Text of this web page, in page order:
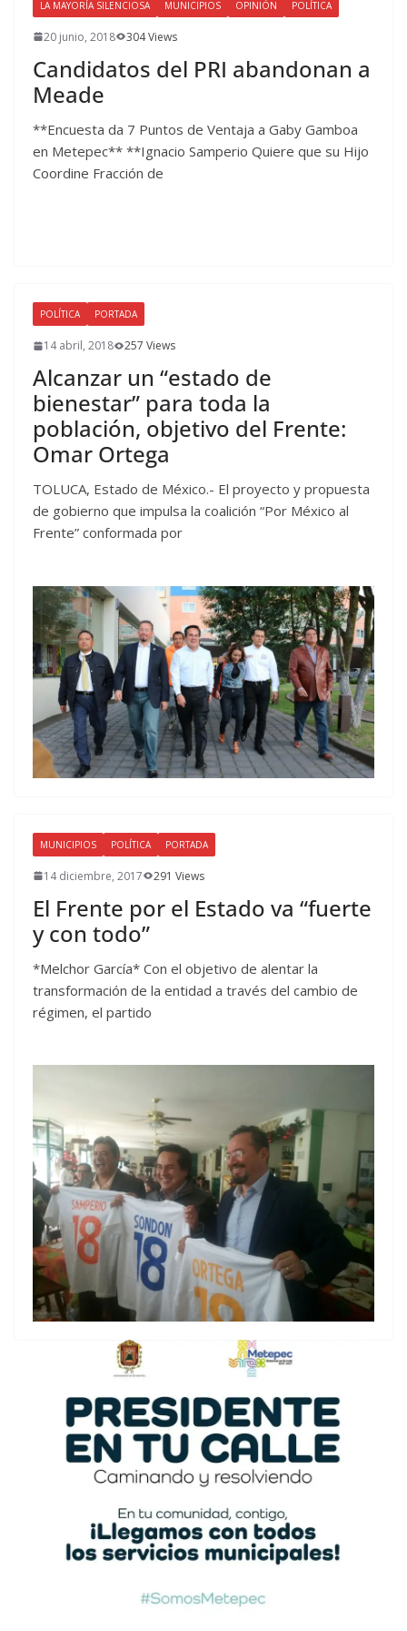
LA MAYORÍA SILENCIOSA MUNICIPIOS OPINIÓN POLÍTICA
20 junio, 2018 304 Views
Candidatos del PRI abandonan a
Meade
**Encuesta da 7 Puntos de Ventaja a Gaby Gamboa
en Metepec** **Ignacio Samperio Quiere que su Hijo
Coordine Fracción de
POLÍTICA PORTADA
14 abril, 2018 257 Views
Alcanzar un “estado de
bienestar” para toda la
población, objetivo del Frente:
Omar Ortega
TOLUCA, Estado de México.- El proyecto y propuesta
de gobierno que impulsa la coalición “Por México al
Frente” conformada por
MUNICIPIOS POLÍTICA PORTADA
14 diciembre, 2017 291 Views
El Frente por el Estado va “fuerte
y con todo”
*Melchor García* Con el objetivo de alentar la
transformación de la entidad a través del cambio de
régimen, el partido